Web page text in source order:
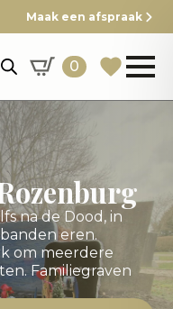
Maak een afspraak
0
na de Dood, in
eren.
om meerdere
Familiegraven